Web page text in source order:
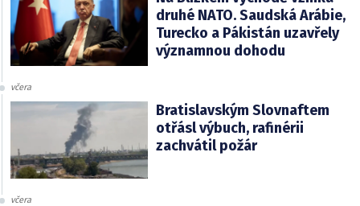
druhé NATO. Saudská Arábie,
Turecko a Pákistán uzavřely
významnou dohodu
včera
Bratislavským Slovnaftem
otřásl výbuch, rafinérii
zachvátil požár
včera